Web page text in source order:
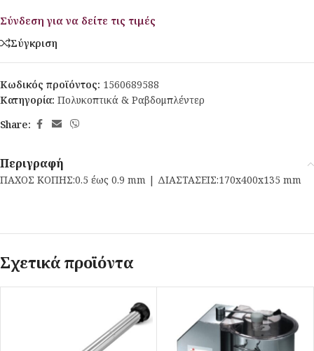
Σύνδεση για να δείτε τις τιμές
Σύγκριση
Κωδικός προϊόντος: 1560689588
Κατηγορία: Πολυκοπτικά & Ραβδομπλέντερ
Share:
Περιγραφή
ΠΑΧΟΣ ΚΟΠΗΣ:0.5 έως 0.9 mm | ΔΙΑΣΤΑΣΕΙΣ:170x400x135 mm
Σχετικά προϊόντα